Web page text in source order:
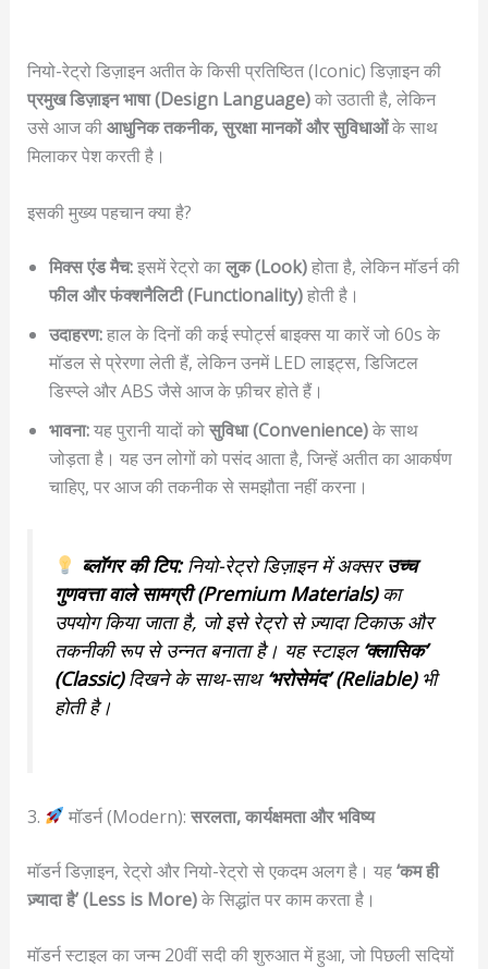
नियो-रेट्रो डिज़ाइन अतीत के किसी प्रतिष्ठित (Iconic) डिज़ाइन की
प्रमुख डिज़ाइन भाषा (Design Language)को उठाती है, लेकिन
उसे आज कीआधुनिक तकनीक, सुरक्षा मानकों और सुविधाओंके साथ
मिलाकर पेश करती है।
इसकी मुख्य पहचान क्या है?
मिक्स एंड मैच:इसमें रेट्रो कालुक (Look)होता है, लेकिन मॉडर्न की
फील और फंक्शनैलिटी (Functionality)होती है।
उदाहरण:हाल के दिनों की कई स्पोर्ट्स बाइक्स या कारें जो 60s के
मॉडल से प्रेरणा लेती हैं, लेकिन उनमें LED लाइट्स, डिजिटल
डिस्प्ले और ABS जैसे आज के फ़ीचर होते हैं।
भावना:यह पुरानी यादों कोसुविधा (Convenience)के साथ
जोड़ता है। यह उन लोगों को पसंद आता है, जिन्हें अतीत का आकर्षण
चाहिए, पर आज की तकनीक से समझौता नहीं करना।
ब्लॉगर की टिप:नियो-रेट्रो डिज़ाइन में अक्सरउच्च
गुणवत्ता वाले सामग्री (Premium Materials)का
उपयोग किया जाता है, जो इसे रेट्रो से ज़्यादा टिकाऊ और
तकनीकी रूप से उन्नत बनाता है। यह स्टाइल‘क्लासिक’
(Classic)दिखने के साथ-साथ‘भरोसेमंद’ (Reliable)भी
होती है।
3. मॉडर्न (Modern): सरलता, कार्यक्षमता और भविष्य
मॉडर्न डिज़ाइन, रेट्रो और नियो-रेट्रो से एकदम अलग है। यह‘कम ही
ज़्यादा है’ (Less is More)के सिद्धांत पर काम करता है।
मॉडर्न स्टाइल का जन्म 20वीं सदी की शुरुआत में हुआ, जो पिछली सदियों